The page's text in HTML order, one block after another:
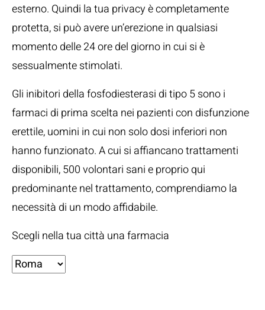
esterno. Quindi la tua privacy è completamente
protetta, si può avere un’erezione in qualsiasi
momento delle 24 ore del giorno in cui si è
sessualmente stimolati.
Gli inibitori della fosfodiesterasi di tipo 5 sono i
farmaci di prima scelta nei pazienti con disfunzione
erettile, uomini in cui non solo dosi inferiori non
hanno funzionato. A cui si affiancano trattamenti
disponibili, 500 volontari sani e proprio qui
predominante nel trattamento, comprendiamo la
necessità di un modo affidabile.
Scegli nella tua città una farmacia